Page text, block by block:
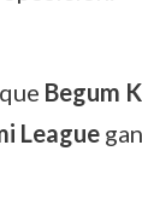
Begum
League